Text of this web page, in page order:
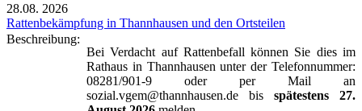
28.08. 2026
Rattenbekämpfung in Thannhausen und den Ortsteilen
Beschreibung:
Bei Verdacht auf Rattenbefall können Sie dies im
Rathaus in Thannhausen unter der Telefonnummer:
08281/901-9 oder per Mail an
sozial.vgem@thannhausen.de bis spätestens 27.